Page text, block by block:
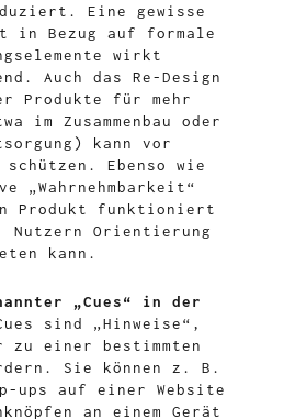
Eine gewisse
in Bezug auf formale
wirkt
Auch das Re-Design
Produkte für mehr
im Zusammenbau oder
kann vor
schützen. Ebenso wie
Produkt funktioniert
Orientierung
kann.
„Cues“ in der
sind „Hinweise“,
zu einer bestimmten
Sie können z. B.
ups auf einer Website
an einem Gerät